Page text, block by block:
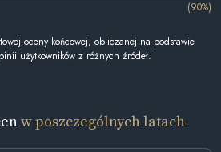
(90%)
oceny końcowej, obliczanej na podstawie
użytkowników z różnych źródeł.
w poszczególnych latach